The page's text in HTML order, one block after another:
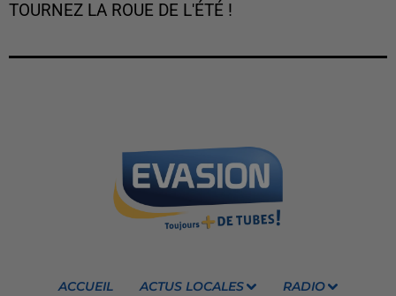
TOURNEZ LA ROUE DE L'ÉTÉ !
ACCUEIL ACTUS LOCALES RADIO